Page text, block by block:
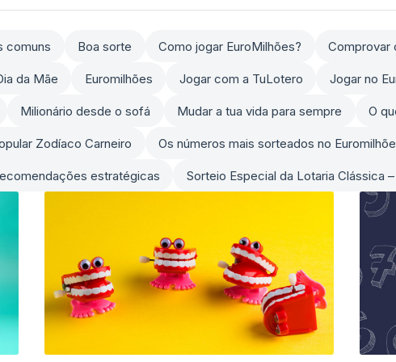
comuns Boa sorte Como jogar EuroMilhões? Comprovar
da Mãe Euromilhões Jogar com a TuLotero Jogar no
Milionário desde o sofá Mudar a tua vida para sempre O
Zodíaco Carneiro Os números mais sorteados no
estratégicas Sorteio Especial da Lotaria Clássica